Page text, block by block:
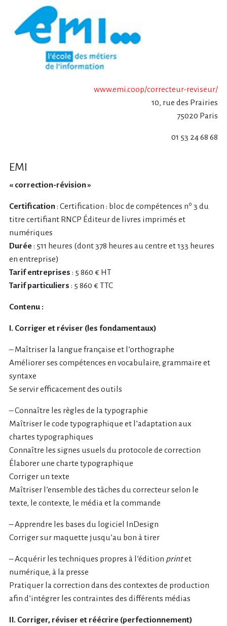
www.emi.coop/correcteur-reviseur/
10, rue des Prairies
75020 Paris
01 53 24 68 68
EMI
« correction-révision »
Certification: Certification : bloc de compétences no 3 du
titre certifiant RNCP Éditeur de livres imprimés et
numériques
Durée: 511 heures (dont 378 heures au centre et 133 heures
en entreprise)
Tarif entreprises : 5 860 € HT
Tarif particuliers : 5 860 € TTC
Contenu :
I. Corriger et réviser (les fondamentaux)
– Maîtriser la langue française et l’orthographe
Améliorer ses compétences en vocabulaire, grammaire et
syntaxe
Se servir efficacement des outils
– Connaître les règles de la typographie
Maîtriser le code typographique et l’adaptation aux
chartes typographiques
Connaître les signes usuels du protocole de correction
Élaborer une charte typographique
Corriger un texte
Maîtriser l’ensemble des tâches du correcteur selon le
texte, le contexte, le média et la commande
– Apprendre les bases du logiciel InDesign
Corriger sur maquette jusqu’au bon à tirer
– Acquérir les techniques propres à l’édition printet
numérique, à la presse
Pratiquer la correction dans des contextes de production
afin d’intégrer les contraintes des différents médias
II. Corriger, réviser et réécrire (perfectionnement)